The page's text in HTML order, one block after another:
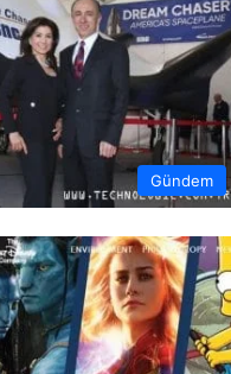
Gündem